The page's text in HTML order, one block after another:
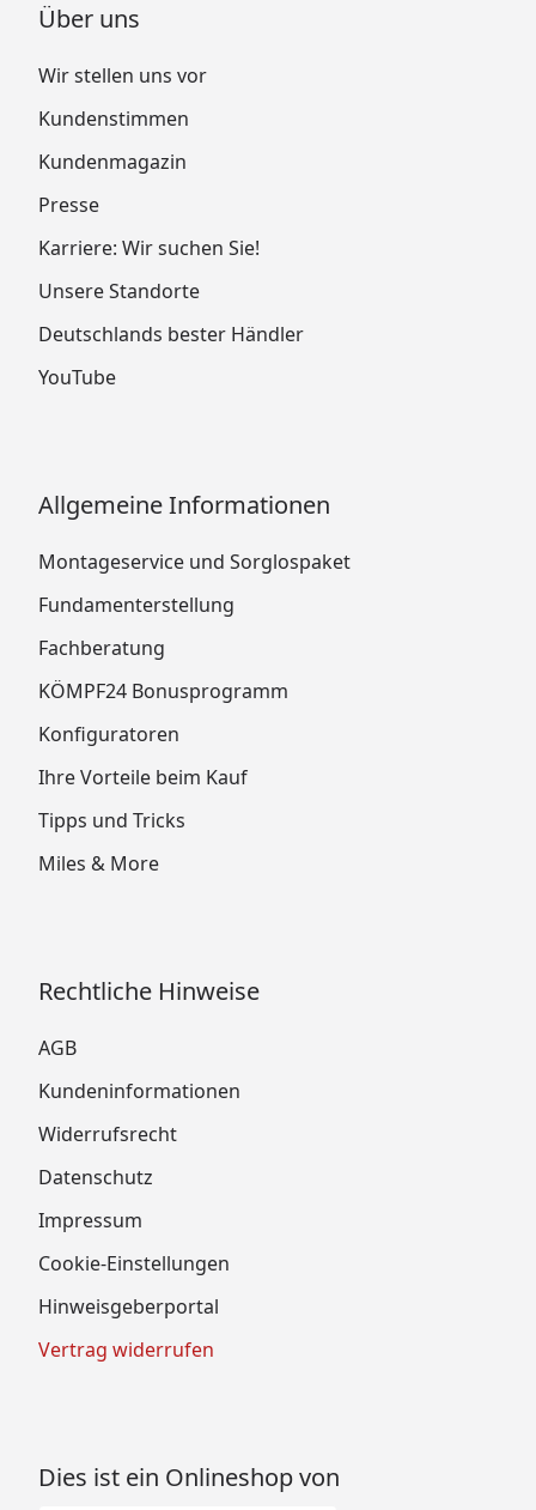
Über uns
Wir stellen uns vor
Kundenstimmen
Kundenmagazin
Presse
Karriere: Wir suchen Sie!
Unsere Standorte
Deutschlands bester Händler
YouTube
Allgemeine Informationen
Montageservice und Sorglospaket
Fundamenterstellung
Fachberatung
KÖMPF24 Bonusprogramm
Konfiguratoren
Ihre Vorteile beim Kauf
Tipps und Tricks
Miles & More
Rechtliche Hinweise
AGB
Kundeninformationen
Widerrufsrecht
Datenschutz
Impressum
Cookie-Einstellungen
Hinweisgeberportal
Vertrag widerrufen
Dies ist ein Onlineshop von